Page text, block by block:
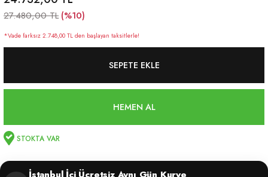
27.480,00 TL (%10)
*Vade farksız 2.748,00 TL den başlayan taksitlerle!
SEPETE EKLE
HEMEN AL
STOKTA VAR